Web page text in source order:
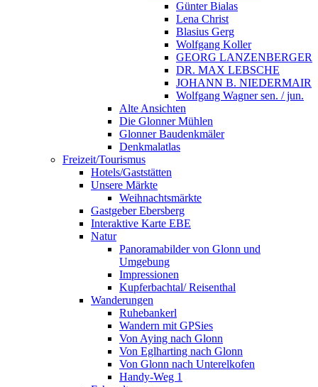
Günter Bialas
Lena Christ
Blasius Gerg
Wolfgang Koller
GEORG LANZENBERGER
DR. MAX LEBSCHE
JOHANN B. NIEDERMAIR
Wolfgang Wagner sen. / jun.
Alte Ansichten
Die Glonner Mühlen
Glonner Baudenkmäler
Denkmalatlas
Freizeit/Tourismus
Hotels/Gaststätten
Unsere Märkte
Weihnachtsmärkte
Gastgeber Ebersberg
Interaktive Karte EBE
Natur
Panoramabilder von Glonn und
Umgebung
Impressionen
Kupferbachtal/ Reisenthal
Wanderungen
Ruhebankerl
Wandern mit GPSies
Von Aying nach Glonn
Von Eglharting nach Glonn
Von Glonn nach Unterelkofen
Handy-Weg 1